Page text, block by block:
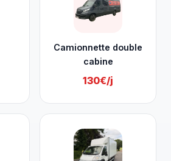
Camionnette double
cabine
130€/j